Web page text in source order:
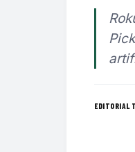
EDITORIAL